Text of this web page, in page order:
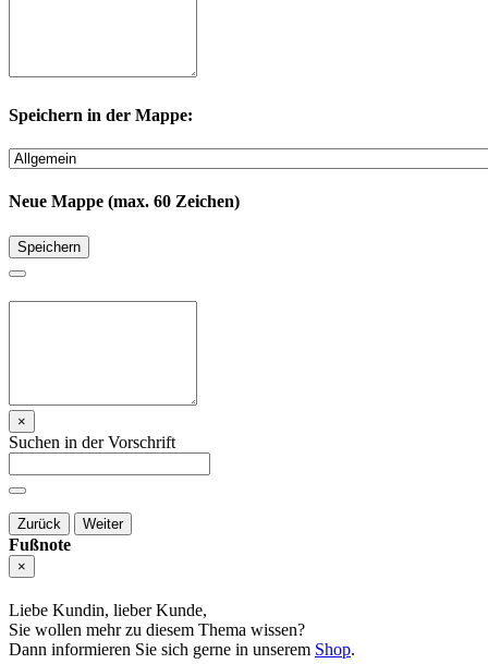
Speichern in der Mappe:
Neue Mappe (max. 60 Zeichen)
Speichern
×
Suchen in der Vorschrift
Zurück Weiter
Fußnote
×
Liebe Kundin, lieber Kunde,
Sie wollen mehr zu diesem Thema wissen?
Dann informieren Sie sich gerne in unserem Shop.